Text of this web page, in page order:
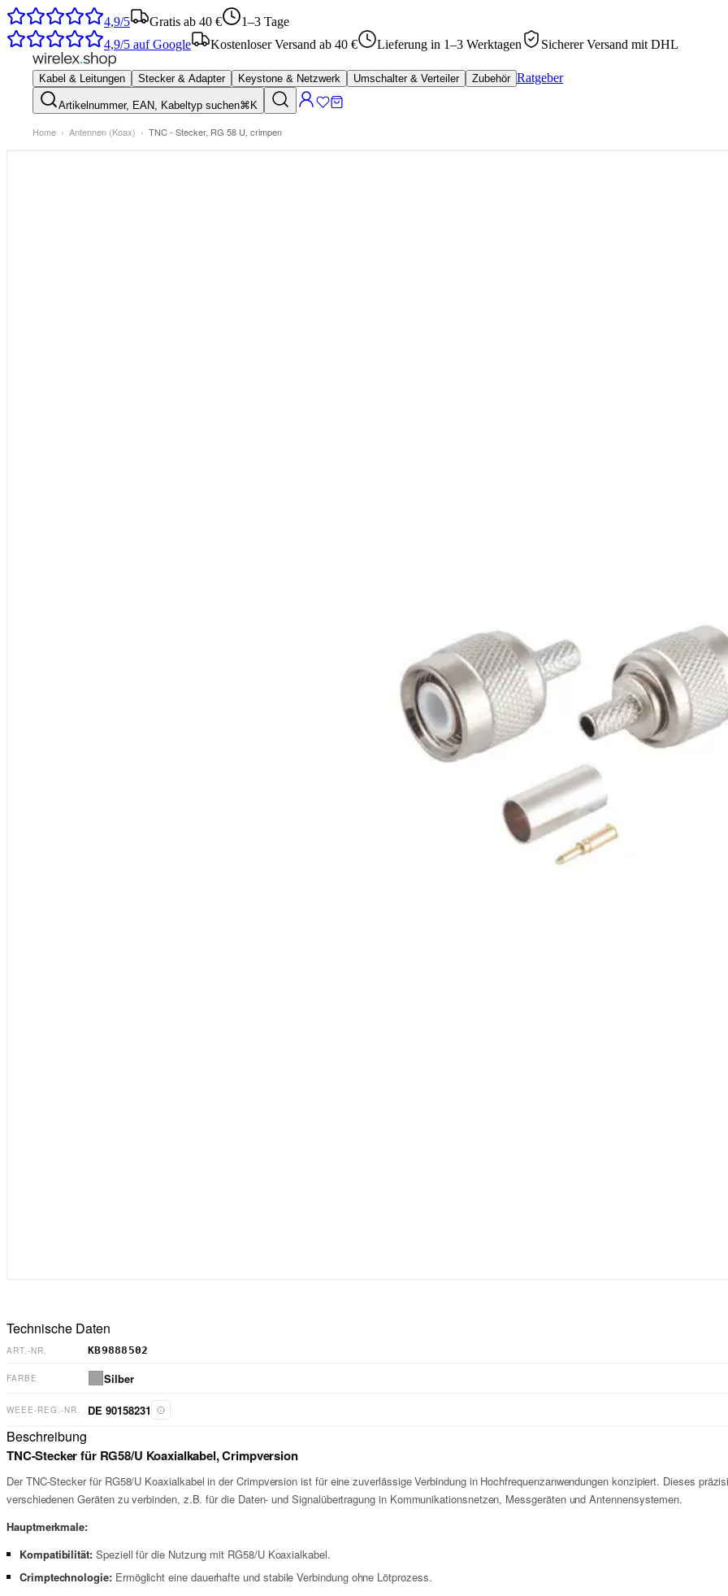
4,9/5 Gratis ab 40 €
1–3 Tage
4,9/5 auf Google Kostenloser Versand ab 40 € Lieferung in 1–3 Werktagen Sicherer Versand mit DHL
Kabel & Leitungen Stecker & Adapter Keystone & Netzwerk Umschalter & Verteiler Zubehör Ratgeber
Artikelnummer, EAN, Kabeltyp suchen⌘K
Home › Antennen (Koax) › TNC - Stecker, RG 58 U, crimpen
Technische Daten
ART.-NR. KB9888502
FARBE Silber
WEEE-REG.-NR. DE 90158231
Beschreibung
TNC-Stecker für RG58/U Koaxialkabel, Crimpversion
Der TNC-Stecker für RG58/U Koaxialkabel in der Crimpversion ist für eine zuverlässige Verbindung in Hochfrequenzanwendungen konzipiert. Dieses
verschiedenen Geräten zu verbinden, z.B. für die Daten- und Signalübertragung in Kommunikationsnetzen, Messgeräten und Antennensystemen.
Hauptmerkmale:
Kompatibilität: Speziell für die Nutzung mit RG58/U Koaxialkabel.
Crimptechnologie:Ermöglicht eine dauerhafte und stabile Verbindung ohne Lötprozess.